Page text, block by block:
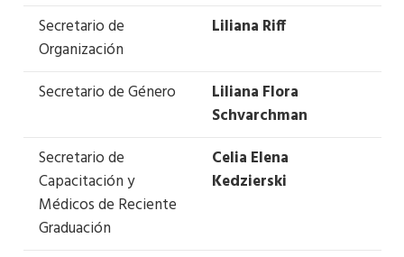
Secretario de
Organización
Liliana Riff
Secretario de Género
Liliana Flora
Schvarchman
Secretario de
Capacitación y
Médicos de Reciente
Graduación
Celia Elena
Kedzierski